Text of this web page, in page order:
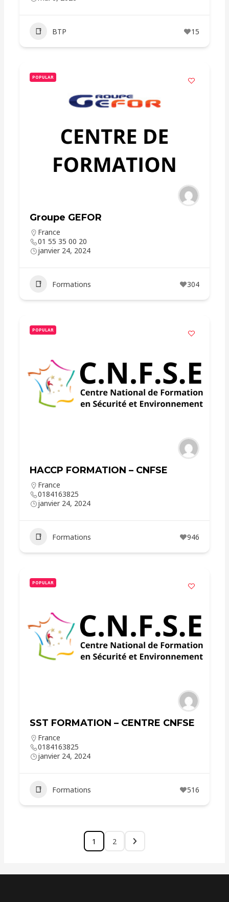
BTP 15
POPULAR
Groupe GEFOR
France
01 55 35 00 20
janvier 24, 2024
Formations 304
POPULAR
HACCP FORMATION – CNFSE
France
0184163825
janvier 24, 2024
Formations 946
POPULAR
SST FORMATION – CENTRE CNFSE
France
0184163825
janvier 24, 2024
Formations 516
1 2